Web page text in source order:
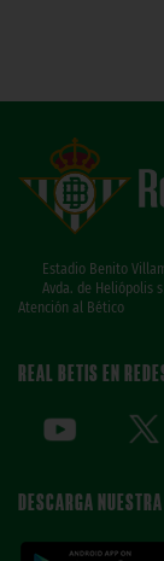
Estadio Benito
Avda. de Heliópolis
Atención al Bético
REAL BETIS EN
DESCARGA